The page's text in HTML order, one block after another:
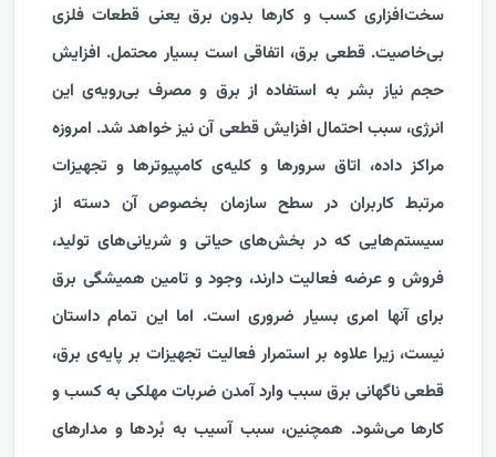
سخت‌افزاری کسب و کارها بدون برق یعنی قطعات فلزی
بی‌خاصیت. قطعی برق، اتفاقی است بسیار محتمل. افزایش
حجم نیاز بشر به استفاده از برق و مصرف بی‌رویه‌ی این
انرژی، سبب احتمال افزایش قطعی آن نیز خواهد شد. امروزه
مراکز داده، اتاق سرورها و کلیه‌ی کامپیوترها و تجهیزات
مرتبط کاربران در سطح سازمان بخصوص آن دسته از
سیستم‌هایی که در بخش‌های حیاتی و شریانی‌های تولید،
فروش و عرضه فعالیت دارند، وجود و تامین همیشگی برق
برای آنها امری بسیار ضروری است. اما این تمام داستان
نیست، زیرا علاوه بر استمرار فعالیت تجهیزات بر پایه‌ی برق،
قطعی ناگهانی برق سبب وارد آمدن ضربات مهلکی به کسب و
کارها می‌شود. همچنین، سبب آسیب به بُردها و مدارهای